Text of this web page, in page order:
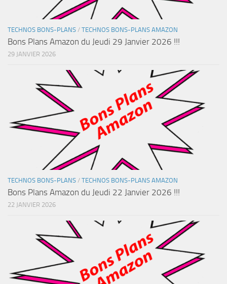
TECHNOS BONS-PLANS / TECHNOS BONS-PLANS AMAZON
Bons Plans Amazon du Jeudi 29 Janvier 2026 !!!
29 JANVIER 2026
TECHNOS BONS-PLANS / TECHNOS BONS-PLANS AMAZON
Bons Plans Amazon du Jeudi 22 Janvier 2026 !!!
22 JANVIER 2026